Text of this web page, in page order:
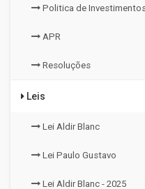
Politica de
APR
Resoluções
Leis
Lei Aldir Blanc
Lei Paulo Gustavo
Lei Aldir Blanc - 2025